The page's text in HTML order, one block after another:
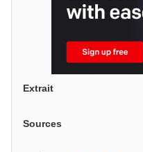
Extrait
Sources